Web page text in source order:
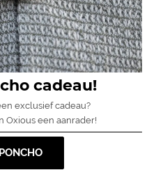
cadeau!
exclusief cadeau?
Oxious een aanrader!